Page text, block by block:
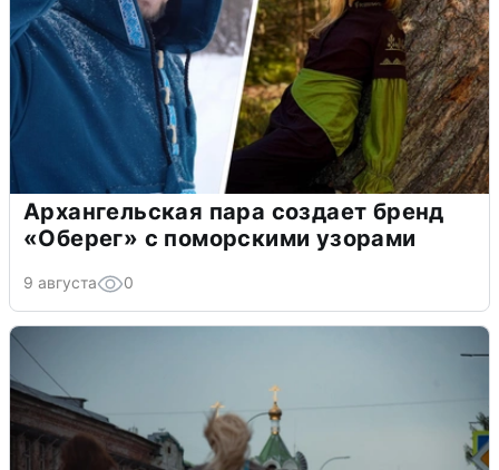
Архангельская пара создает бренд
«Оберег» с поморскими узорами
9 августа 0